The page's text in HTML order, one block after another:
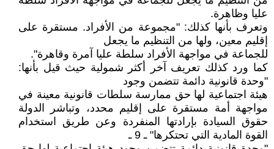
عليا وظاهرة.
وتعرف بأنها كذلك: "مجموعة من الأفراد. مستقرة على
إقليم معين، ولها من التنظيم ما يجعل
للجماعة في مواجهة الأفراد سلطة عليا آمرة وقاهرة".
كما ورد كذلك تعريف آخر أكثر شمولية حيث قيل بأنها:
"وحدة قانونية دائمة تتضمن وجود
هيئة اجتماعية لها حق ممارسة سلطات قانونية معينة في
مواجهة أمة مستقرة على إقليم محدد، وتباشر الدولة
حقوق السيادة بإرادتها المنفردة وعن طريق استخدام
القوة المادية التي تحتكرها" ـ 9 ـ